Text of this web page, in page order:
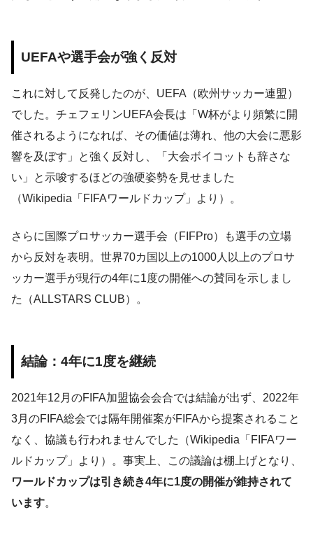
UEFAや選手会が強く反対
これに対して反発したのが、UEFA（欧州サッカー連盟）
でした。チェフェリンUEFA会長は「W杯がより頻繁に開
催されるようになれば、その価値は薄れ、他の大会に悪影
響を及ぼす」と強く反対し、「大会ボイコットも辞さな
い」と示唆するほどの強硬姿勢を見せました
（Wikipedia「FIFAワールドカップ」より）。
さらに国際プロサッカー選手会（FIFPro）も選手の立場
から反対を表明。世界70カ国以上の1000人以上のプロサ
ッカー選手が現行の4年に1度の開催への賛同を示しまし
た（ALLSTARS CLUB）。
結論：4年に1度を継続
2021年12月のFIFA加盟協会会合では結論が出ず、2022年
3月のFIFA総会では隔年開催案がFIFAから提案されること
なく、協議も行われませんでした（Wikipedia「FIFAワー
ルドカップ」より）。事実上、この議論は棚上げとなり、
ワールドカップは引き続き4年に1度の開催が維持されて
います。